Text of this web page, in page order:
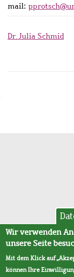
mail:
Dr. Julia Schmid
Wir verwenden
unsere Seite
Mit dem Klick auf
können Ihre